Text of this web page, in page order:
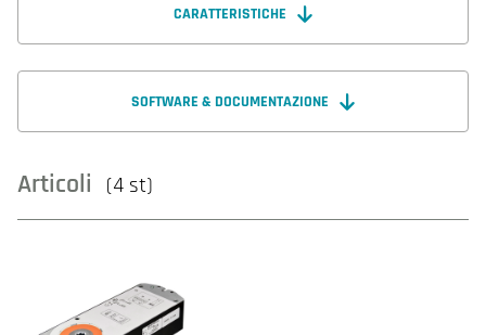
CARATTERISTICHE
SOFTWARE & DOCUMENTAZIONE
Articoli (4 st)